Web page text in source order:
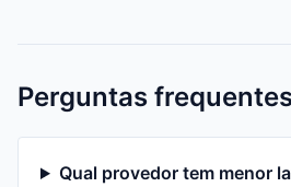
Perguntas
Qual provedor tem menor